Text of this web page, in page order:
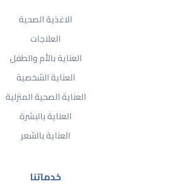
الاغذية الصحية
العلاجات
العناية بالأم والطفل
العناية الشخصية
العناية الصحية المنزلية
العناية بالبشرة
العناية بالشعر
خدماتنا